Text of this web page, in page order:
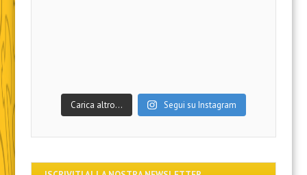
Carica altro… Segui su Instagram